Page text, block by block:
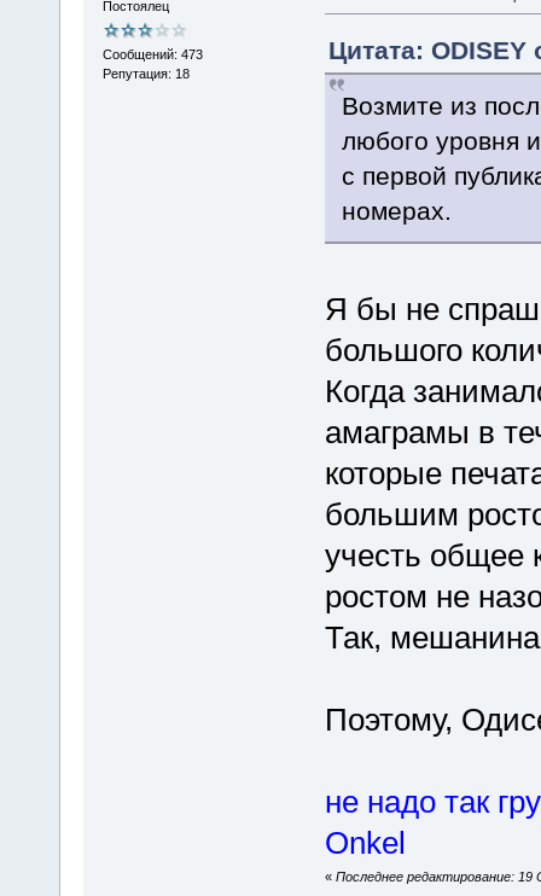
Постоялец
Сообщений: 473
Репутация: 18
Цитата: ODISEY
Возмите из
любого уровня
с первой
номерах.
Я бы не
большого
Когда
амаграмы в
которые
большим
учесть общее
ростом не
Так,
Поэтому,
не надо так
Onkel
« Последнее редактирование: